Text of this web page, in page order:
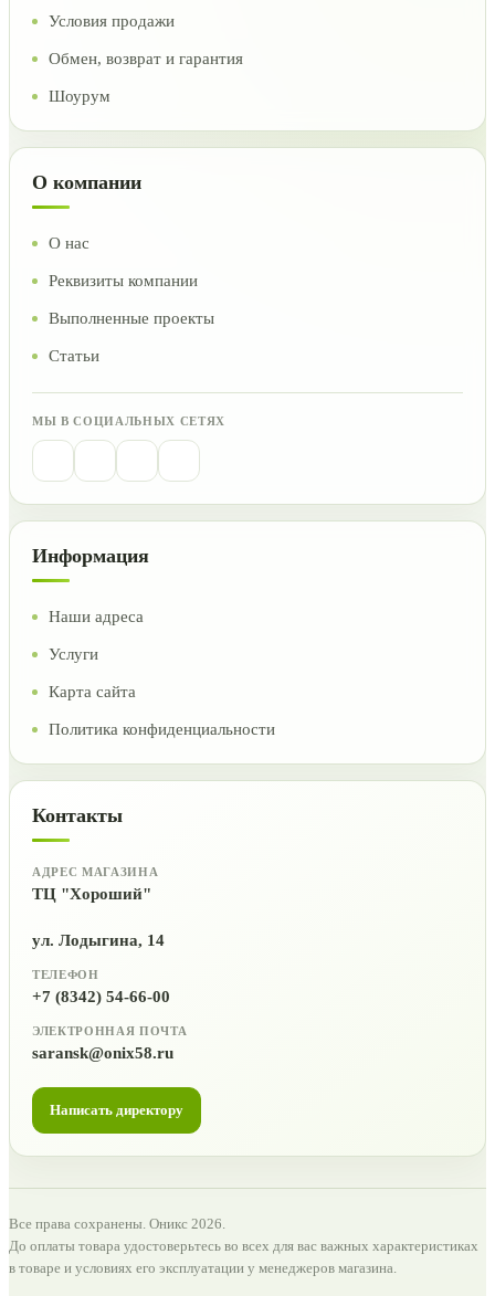
Условия продажи
Обмен, возврат и гарантия
Шоурум
О компании
О нас
Реквизиты компании
Выполненные проекты
Статьи
МЫ В СОЦИАЛЬНЫХ СЕТЯХ
Информация
Наши адреса
Услуги
Карта сайта
Политика конфиденциальности
Контакты
АДРЕС МАГАЗИНА
ТЦ "Хороший"
ул. Лодыгина, 14
ТЕЛЕФОН
+7 (8342) 54-66-00
ЭЛЕКТРОННАЯ ПОЧТА
saransk@onix58.ru
Написать директору
Все права сохранены. Оникс 2026.
До оплаты товара удостоверьтесь во всех для вас важных характеристиках
в товаре и условиях его эксплуатации у менеджеров магазина.